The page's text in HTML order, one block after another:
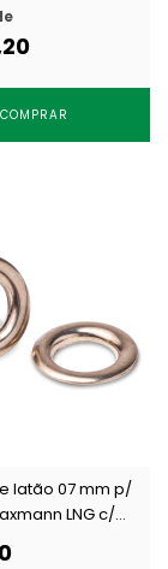
COMPRAR
latão 07 mm p/
LNG c/